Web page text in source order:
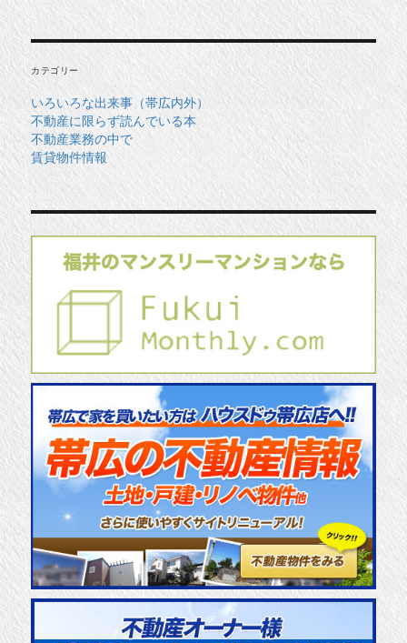
イ
ブ
カテゴリー
いろいろな出来事（帯広内外）
不動産に限らず読んでいる本
不動産業務の中で
賃貸物件情報